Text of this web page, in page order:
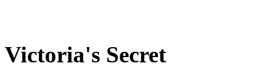
Victoria's Secret